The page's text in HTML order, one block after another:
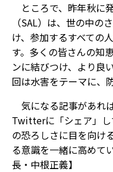
ところで、昨年秋に
（SAL）は、世の中の
け、参加するすべての
す。多くの皆さんの知
ンに結びつけ、より良
回は水害をテーマに、
気になる記事があれ
Twitterに「シェア」し
の恐ろしさに目を向け
る意識を一緒に高めて
長・中根正義】